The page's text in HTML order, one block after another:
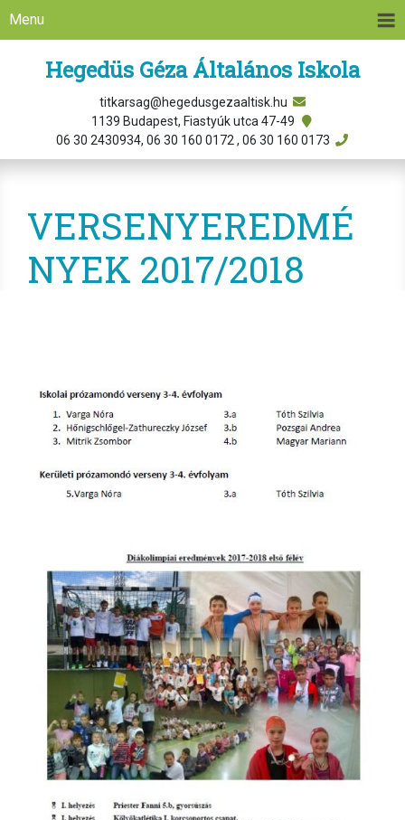
Menu
Hegedüs Géza Általános Iskola
titkarsag@hegedusgezaaltisk.hu
1139 Budapest, Fiastyúk utca 47-49
06 30 2430934, 06 30 160 0172 , 06 30 160 0173
VERSENYEREDMÉ
NYEK 2017/2018